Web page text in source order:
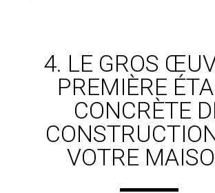
4. LE GROS
PREMIÈRE
CONCRÈTE
VOTRE